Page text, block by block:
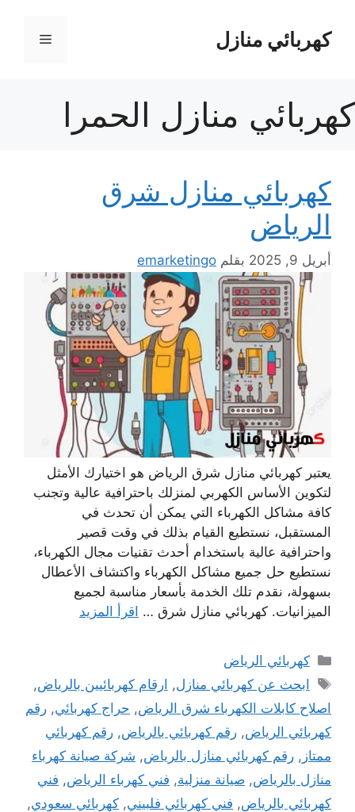
المحتوىكهربائي منازل القائمة
كهربائي منازل الحمرا
كهربائي منازل شرق
الرياض
أبريل 9, 2025 بقلم emarketingo
يعتبر كهربائي منازل شرق الرياض هو اختيارك الأمثل
لتكوين الأساس الكهربي لمنزلك باحترافية عالية وتجنب
كافة مشاكل الكهرباء التي يمكن أن تحدث في
المستقبل، نستطيع القيام بذلك في وقت قصير
واحترافية عالية باستخدام أحدث تقنيات مجال الكهرباء،
نستطيع حل جميع مشاكل الكهرباء واكتشاف الأعطال
بسهولة، نقدم تلك الخدمة بأسعار مناسبة لجميع
الميزانيات. كهربائي منازل شرق … اقرأ المزيد
التصنيفات
كهربائي الرياض
الوسوم
ابحث عن كهربائي منازل, ارقام كهربائيين ‫بالرياض‬,
اصلاح كابلات الكهرباء شرق الرياض, حراج كهربائي, رقم
كهربائي الرياض, رقم كهربائي بالرياض, رقم كهربائي
ممتاز , رقم كهربائي منازل بالرياض, شركة صيانة كهرباء
منازل بالرياض, صيانة منزلية, فني كهرباء الرياض, فني
كهربائي بالرياض, فني كهربائي فلبيني, كهربائي سعودي,